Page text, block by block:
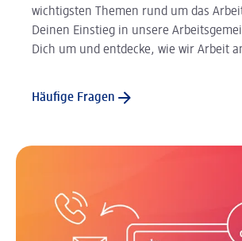
wichtigsten Themen rund um das
Deinen Einstieg in unsere
Dich um und entdecke, wie wir Arbeit
Häufige Fragen